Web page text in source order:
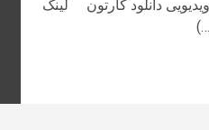
دانلود کارتون لینک